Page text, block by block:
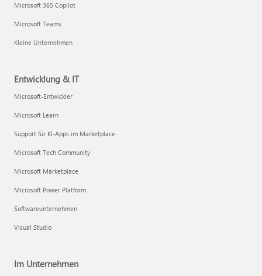
Microsoft 365 Copilot
Microsoft Teams
Kleine Unternehmen
Entwicklung & IT
Microsoft-Entwickler
Microsoft Learn
Support für KI-Apps im Marketplace
Microsoft Tech Community
Microsoft Marketplace
Microsoft Power Platform
Softwareunternehmen
Visual Studio
Im Unternehmen